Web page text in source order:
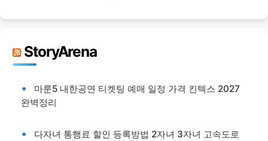
StoryArena
마룬5 내한공연 티켓팅 예매 일정 가격 킨텍스 2027
완벽정리
다자녀 통행료 할인 등록방법 2자녀 3자녀 고속도로